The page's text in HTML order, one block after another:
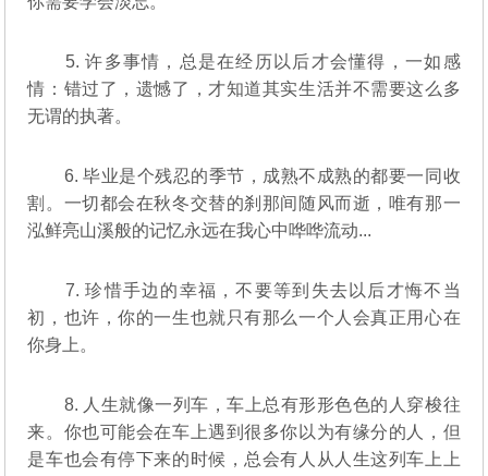
5. 许多事情，总是在经历以后才会懂得，一如感
情：错过了，遗憾了，才知道其实生活并不需要这么多
无谓的执著。
6. 毕业是个残忍的季节，成熟不成熟的都要一同收
割。一切都会在秋冬交替的刹那间随风而逝，唯有那一
泓鲜亮山溪般的记忆永远在我心中哗哗流动...
7. 珍惜手边的幸福，不要等到失去以后才悔不当
初，也许，你的一生也就只有那么一个人会真正用心在
你身上。
8. 人生就像一列车，车上总有形形色色的人穿梭往
来。你也可能会在车上遇到很多你以为有缘分的人，但
是车也会有停下来的时候，总会有人从人生这列车上上